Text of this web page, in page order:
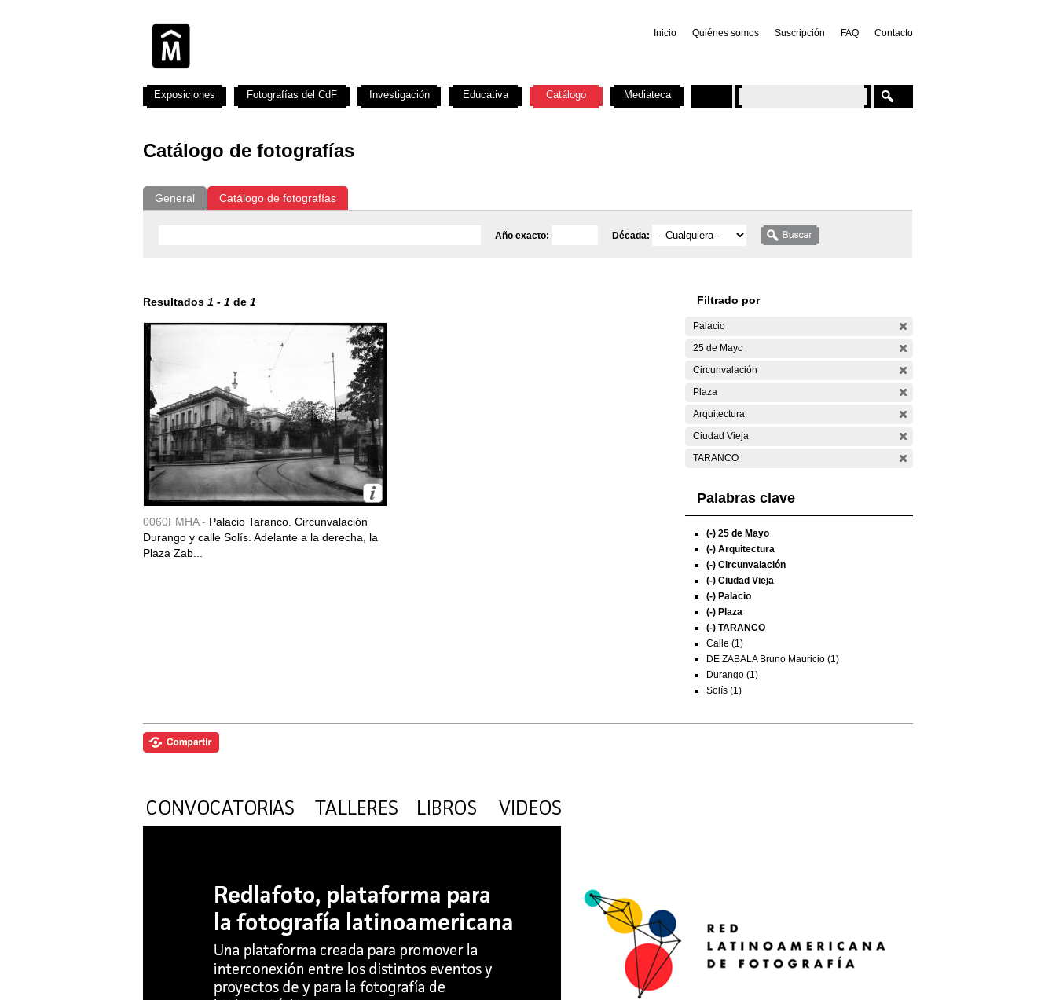
Inicio Quiénes somos Suscripción FAQ Contacto
Catálogo de fotografías
General Catálogo de fotografías
Año exacto: Década:
Resultados 1 - 1 de 1
0060FMHA - Palacio Taranco. Circunvalación
Durango y calle Solís. Adelante a la derecha, la
Plaza Zab...
Filtrado por
Palacio
25 de Mayo
Circunvalación
Plaza
Arquitectura
Ciudad Vieja
TARANCO
Palabras clave
(-) 25 de Mayo
(-) Arquitectura
(-) Circunvalación
(-) Ciudad Vieja
(-) Palacio
(-) Plaza
(-) TARANCO
Calle (1)
DE ZABALA Bruno Mauricio (1)
Durango (1)
Solís (1)
Exposiciones Fotografías del CdF Investigación Educativa Catálogo Mediateca